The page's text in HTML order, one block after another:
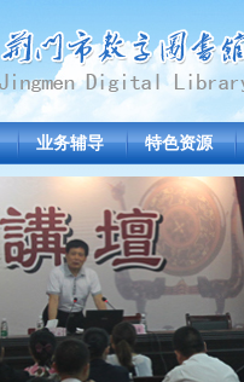
业务辅导 特色资源